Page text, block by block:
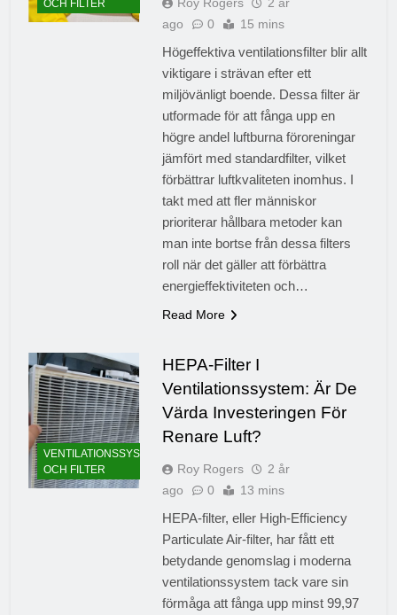
OCH FILTER
ago
0 15 mins
Högeffektiva ventilationsfilter blir allt
viktigare i strävan efter ett
miljövänligt boende. Dessa filter är
utformade för att fånga upp en
högre andel luftburna föroreningar
jämfört med standardfilter, vilket
förbättrar luftkvaliteten inomhus. I
takt med att fler människor
prioriterar hållbara metoder kan
man inte bortse från dessa filters
roll när det gäller att förbättra
energieffektiviteten och…
Read More
VENTILATIONSSYSTEM
OCH FILTER
HEPA-Filter I
Ventilationssystem: Är De
Värda Investeringen För
Renare Luft?
Roy Rogers
2 år
ago
0 13 mins
HEPA-filter, eller High-Efficiency
Particulate Air-filter, har fått ett
betydande genomslag i moderna
ventilationssystem tack vare sin
förmåga att fånga upp minst 99,97